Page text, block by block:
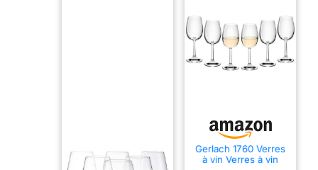
Gerlach 1760 Verres
à vin Verres à vin